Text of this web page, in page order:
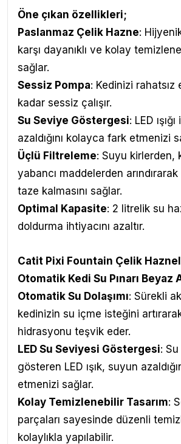
Öne çıkan özellikleri;
Paslanmaz Çelik Hazne:
karşı dayanıklı ve kolay
sağlar.
Sessiz Pompa: Kedinizi
kadar sessiz çalışır.
Su Seviye Göstergesi: LED
azaldığını kolayca fark etmenizi
Üçlü Filtreleme: Suyu kirlerden,
yabancı maddelerden
taze kalmasını sağlar.
Optimal Kapasite: 2 litrelik su
doldurma ihtiyacını azaltır.
Catit Pixi Fountain Çelik
Otomatik Kedi Su Pınarı Beyaz
Otomatik Su Dolaşımı: Sürekli
kedinizin su içme isteğini artırarak
hidrasyonu teşvik eder.
LED Su Seviyesi Göstergesi:
gösteren LED ışık, suyun
etmenizi sağlar.
Kolay Temizlenebilir Tasarım:
parçaları sayesinde düzenli
kolaylıkla yapılabilir.